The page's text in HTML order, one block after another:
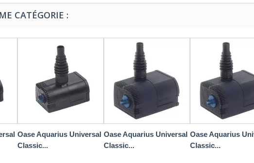
CATÉGORIE :
Oase Aquarius Universal
Classic...
Oase Aquarius Universal
Classic...
Oase Aquarius
Classic...